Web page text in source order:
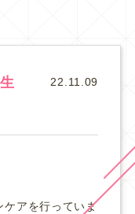
22.11.09
ケアを行っていま